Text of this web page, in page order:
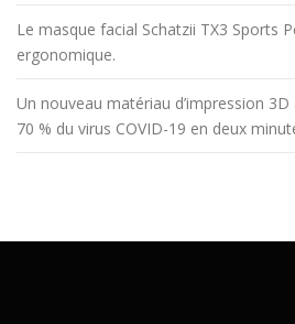
Le masque facial Schatzii TX3 Sports
ergonomique.
Un nouveau matériau d’impression
70 % du virus COVID-19 en deux